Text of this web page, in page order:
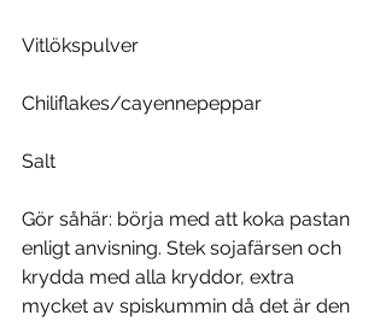
Vitlökspulver
Chiliflakes/cayennepeppar
Salt
Gör såhär: börja med att koka pastan
enligt anvisning. Stek sojafärsen och
krydda med alla kryddor, extra
mycket av spiskummin då det är den